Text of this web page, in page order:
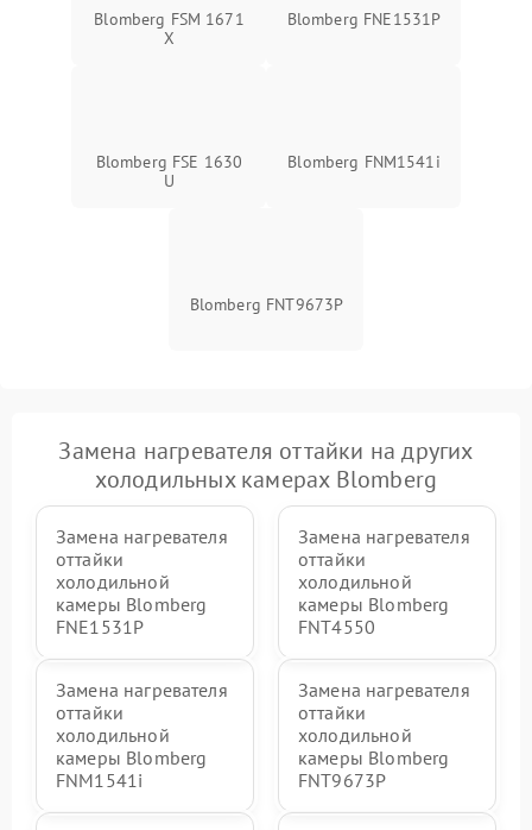
Blomberg FSM 1671
X
Blomberg FNE1531P
Blomberg FSE 1630
U
Blomberg FNM1541i
Blomberg FNT9673P
Замена нагревателя оттайки на других
холодильных камерах Blomberg
Замена нагревателя
оттайки
холодильной
камеры Blomberg
FNE1531P
Замена нагревателя
оттайки
холодильной
камеры Blomberg
FNT4550
Замена нагревателя
оттайки
холодильной
камеры Blomberg
FNM1541i
Замена нагревателя
оттайки
холодильной
камеры Blomberg
FNT9673P